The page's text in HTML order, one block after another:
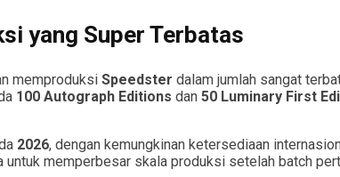
yang Super Terbatas
memproduksi Speedster dalam jumlah sangat
100 Autograph Editions dan 50 Luminary First
2026, dengan kemungkinan ketersediaan
memperbesar skala produksi setelah batch